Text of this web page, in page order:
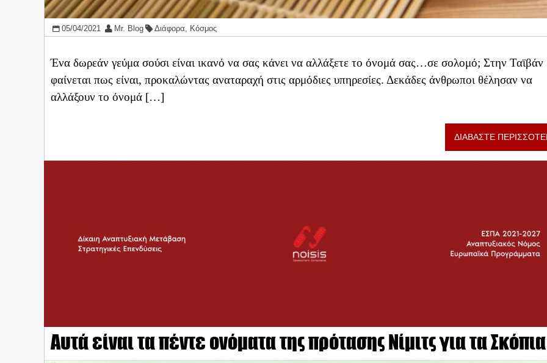
05/04/2021 Mr. Blog Διάφορα Κόσμος
Ένα δωρεάν γεύμα σούσι είναι ικανό να σας κάνει να αλλάξετε το όνομά σας…σε σολομό; Στην Ταϊβάν
φαίνεται πως είναι, προκαλώντας αναταραχή στις αρμόδιες υπηρεσίες. Δεκάδες άνθρωποι θέλησαν να
αλλάξουν το όνομά […]
ΔΙΑΒΑΣΤΕ
Αυτά είναι τα πέντε ονόματα της πρότασης Νίμιτς για τα Σκόπια